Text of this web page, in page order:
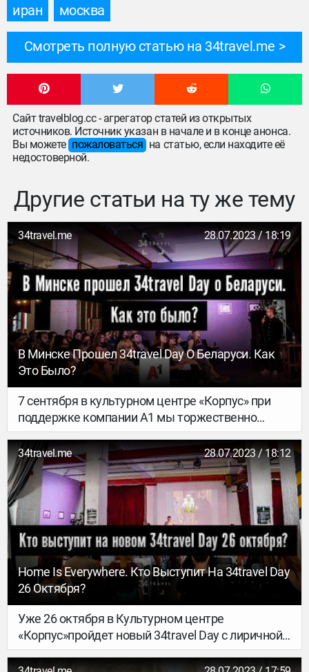
иран
москва
Смотреть полную статью на 34travel.me
Сайт travelblog.cc - агрегатор статей из открытых
источников. Источник указан в начале и в конце анонса.
Вы можете пожаловаться на статью, если находите её
недостоверной.
Другие статьи на ту же тему
34travel.me 28.07.2023 / 18:19
В Минске Прошел 34travel Day О Беларуси. Как
Это Было?
7 сентября в культурном центре «Корпус» при
поддержке компании А1 мы торжественно
открыли новый сезон офлайновых встреч – и
провели душевный 34travel Day: Go to Belarus
edition. Как видно из названия, говорили о
Беларуси: природных местах, красивых городах,
движовых фестивалях и архитектурных
противоречиях. О том, как это было – в нашем
большом фоторепортаже.
34travel.me 28.07.2023 / 18:12
Home Is Everywhere. Кто Выступит На 34travel Day
26 Октября?
Уже 26 октября в Культурном центре
«Корпус»пройдет новый 34travel Day с лиричной
темой Home is Everywhere. Что такое «дом» и где
находится «родина»? Что лучше – жизнь в дороге